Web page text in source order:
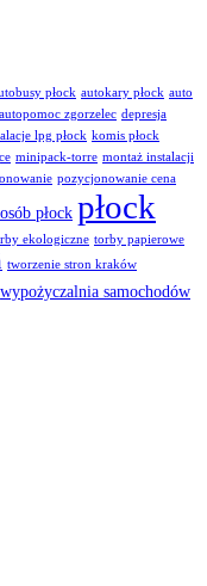
płock autokary płock auto
autopomoc zgorzelec depresja
lpg płock komis płock
minipack-torre montaż instalacji
pozycjonowanie cena
płock płock
ekologiczne torby papierowe
tworzenie stron kraków
wypożyczalnia samochodów